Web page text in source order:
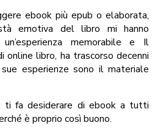
ebook più epub o elaborata,
emotiva del libro mi hanno
memorabile e Il
online libro, ha trascorso decenni
esperienze sono il materiale
ti fa desiderare di ebook a tutti
è proprio così buono.